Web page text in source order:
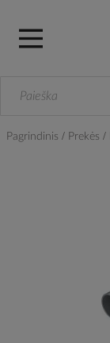
Pagrindinis Prekės